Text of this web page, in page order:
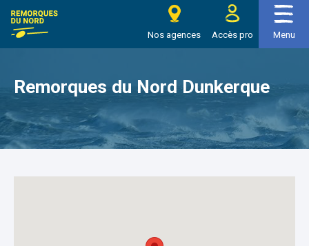
Remorques du nord
Nos agences Accès pro Menu
Accueil> Remorques du Nord Dunkerque
Remorques du Nord Dunkerque